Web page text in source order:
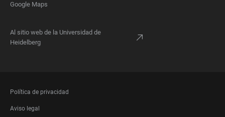
Google Maps
Al sitio web de la Universidad de
Heidelberg
FOOTER
LEGAL
Política de privacidad
Aviso legal